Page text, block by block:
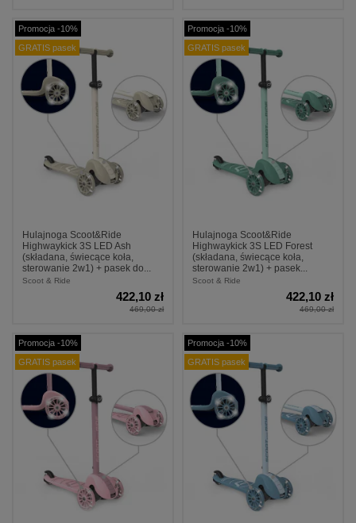
Promocja -10%
GRATIS pasek
Hulajnoga Scoot&Ride
Highwaykick 3S LED Ash
(składana, świecące koła,
sterowanie 2w1) + pasek do...
Scoot & Ride
422,10 zł
469,00 zł
Promocja -10%
GRATIS pasek
Hulajnoga Scoot&Ride
Highwaykick 3S LED Forest
(składana, świecące koła,
sterowanie 2w1) + pasek...
Scoot & Ride
422,10 zł
469,00 zł
Promocja -10%
GRATIS pasek
Promocja -10%
GRATIS pasek